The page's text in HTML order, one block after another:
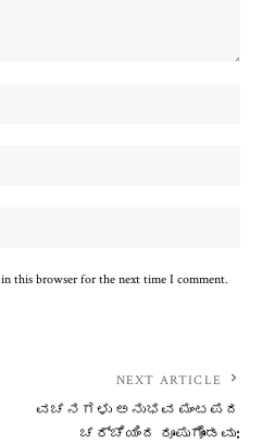
this browser for the next time I comment.
NEXT ARTICLE
ವಚನಗಳು ಅನುಭವ ಮಂಟಪದ
ಚರ್ಚೆಯಿಂದ ರೂಪುಗೊಂಡವು: